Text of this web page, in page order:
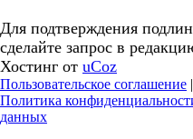
Для подтверждения
сделайте запрос в
Хостинг от uCoz
Пользовательское соглашение |
Политика
данных